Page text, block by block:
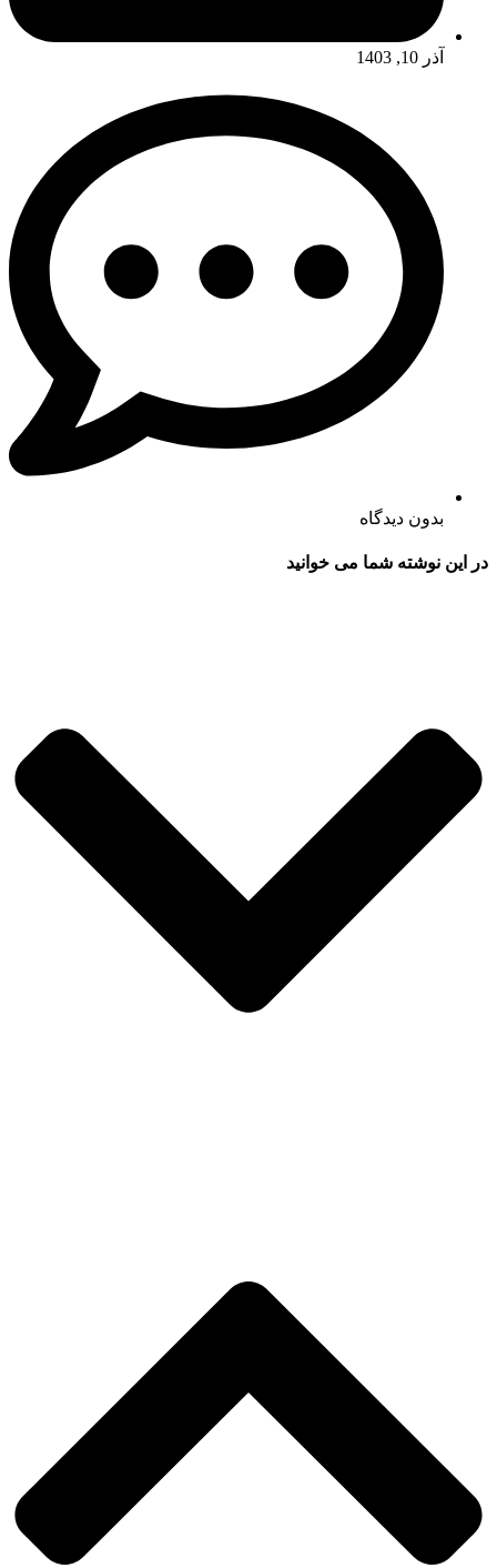
آذر 10, 1403
بدون دیدگاه
در این نوشته شما می خوانید